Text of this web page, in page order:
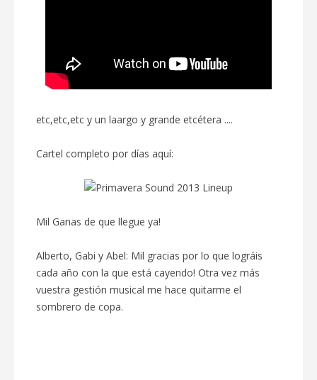
etc,etc,etc y un laargo y grande etcétera ....
Cartel completo por días aquí:
Mil Ganas de que llegue ya!
Alberto, Gabi y Abel: Mil gracias por lo que lográis
cada año con la que está cayendo! Otra vez más
vuestra gestión musical me hace quitarme el
sombrero de copa.